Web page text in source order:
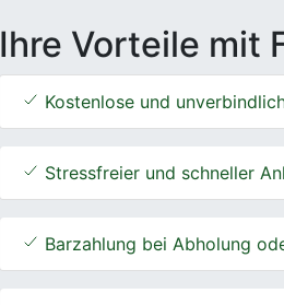
Ihre Vorteile mit
Kostenlose und
Stressfreier und schneller
Barzahlung bei Abholung